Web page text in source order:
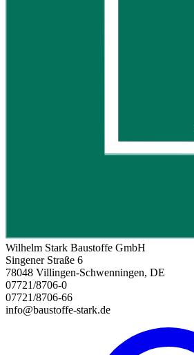
Wilhelm Stark Baustoffe GmbH
Singener Straße 6
78048 Villingen-Schwenningen, DE
07721/8706-0
07721/8706-66
info@baustoffe-stark.de